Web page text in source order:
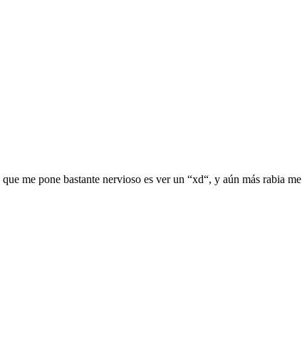
me pone bastante nervioso es ver un “xd“, y aún más rabia me